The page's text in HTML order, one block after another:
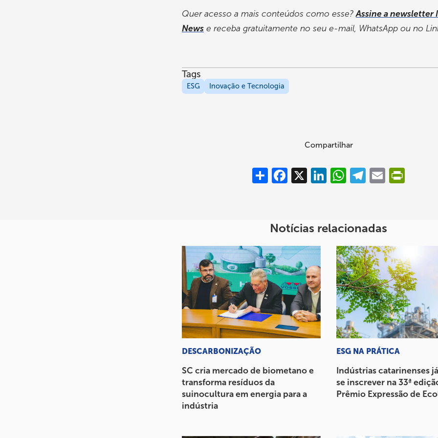
Quer acesso a mais conteúdos como esse?Assine a newsletter
News e receba gratuitamente no seu e-mail, WhatsApp ou no
Tags
ESG Inovação e Tecnologia
Compartilhar
Compartilhar
Facebook
X LinkedInWhatsAppTelegram
Email
Notícias relacionadas
DESCARBONIZAÇÃO
SC cria mercado de biometano e
transforma resíduos da
suinocultura em energia para a
indústria
ESG NA PRÁTICA
Indústrias catarinenses
se inscrever na 33ª
Prêmio Expressão de